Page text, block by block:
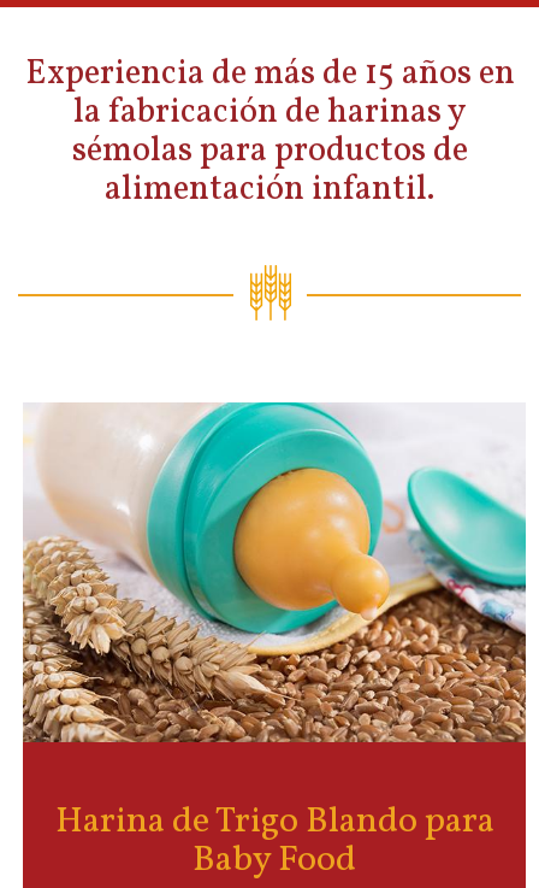
Experiencia de más de 15 años en
la fabricación de harinas y
sémolas para productos de
alimentación infantil.
Harina de Trigo Blando para
Baby Food